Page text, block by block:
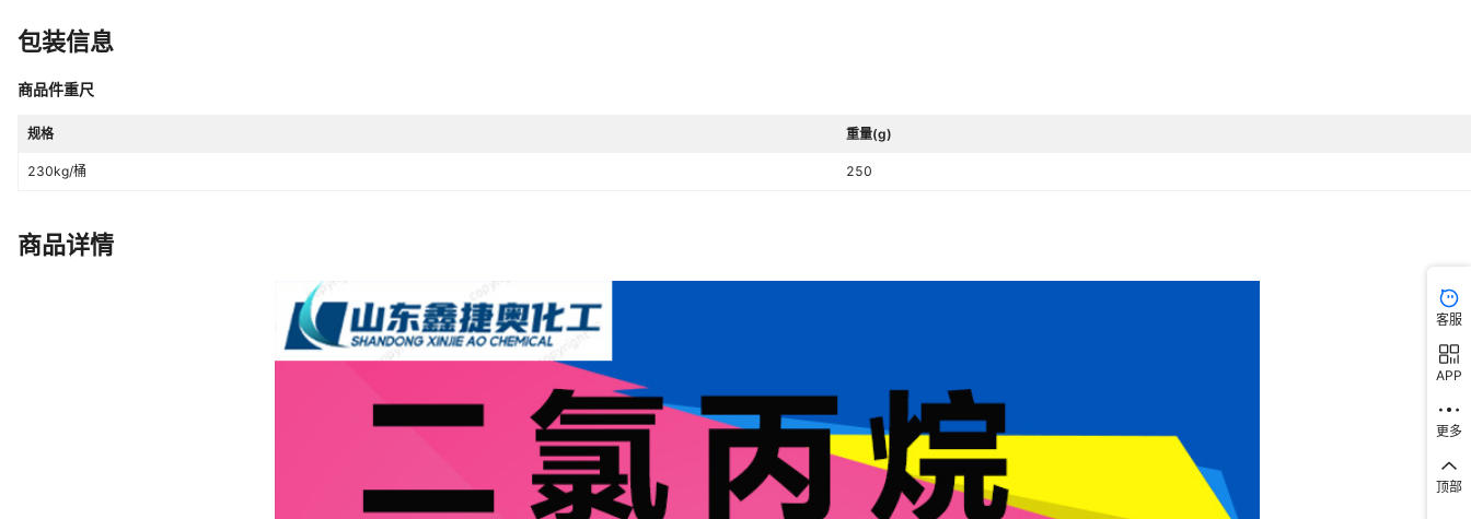
包装信息
商品件重尺
规格 重量(g)
230kg/桶 250
商品详情
客服
APP
更多
顶部